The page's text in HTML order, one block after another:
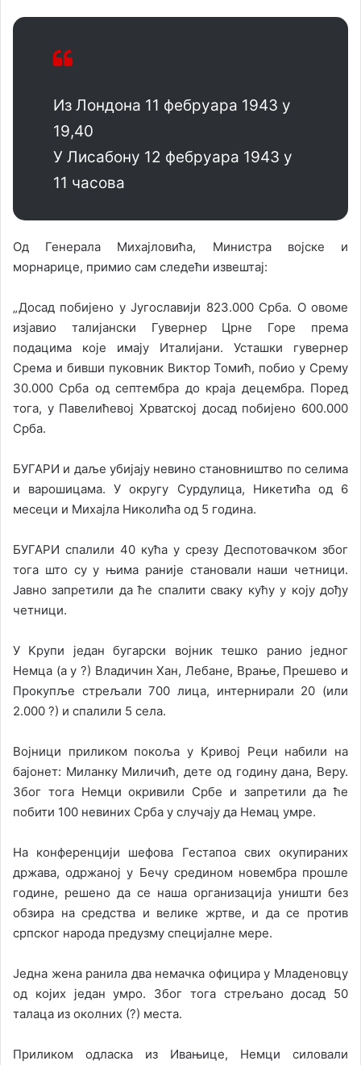
Из Лондона 11 фебруара 1943 у
19,40
У Лисабону 12 фебруара 1943 у
11 часова
Од Генерала Михајловића, Министра војске и
морнарице, примио сам следећи извештај:
„Досад побијено у Југославији 823.000 Срба. О овоме
изјавио талијански Гувернер Црне Горе према
подацима које имају Италијани. Усташки гувернер
Срема и бивши пуковник Виктор Томић, побио у Срему
30.000 Срба од септембра до краја децембра. Поред
тога, у Павелићевој Хрватској досад побијено 600.000
Срба.
БУГАРИ и даље убијају невино становништво по селима
и варошицама. У округу Сурдулица, Никетића од 6
месеци и Михајла Николића од 5 година.
БУГАРИ спалили 40 кућа у срезу Деспотовачком због
тога што су у њима раније становали наши четници.
Јавно запретили да ће спалити сваку кућу у коју дођу
четници.
У Kрупи један бугарски војник тешко ранио једног
Немца (а у ?) Владичин Хан, Лебане, Врање, Прешево и
Прокупље стрељали 700 лица, интернирали 20 (или
2.000 ?) и спалили 5 села.
Војници приликом покоља у Kривој Реци набили на
бајонет: Миланку Миличић, дете од годину дана, Веру.
Због тога Немци окривили Србе и запретили да ће
побити 100 невиних Срба у случају да Немац умре.
На конференцији шефова Гестапоа свих окупираних
држава, одржаној у Бечу средином новембра прошле
године, решено да се наша организација уништи без
обзира на средства и велике жртве, и да се против
српског народа предузму специјалне мере.
Једна жена ранила два немачка официра у Младеновцу
од којих један умро. Због тога стрељано досад 50
талаца из околних (?) места.
Приликом одласка из Ивањице, Немци силовали